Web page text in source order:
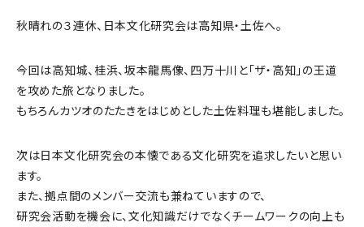
秋晴れの３連休、日本文化研究会は高知県・土佐へ。
今回は高知城、桂浜、坂本龍馬像、四万十川と「ザ・高知」の王道
を攻めた旅となりました。
もちろんカツオのたたきをはじめとした土佐料理も堪能しました。
次は日本文化研究会の本懐である文化研究を追求したいと思い
ます。
また、拠点間のメンバー交流も兼ねていますので、
研究会活動を機会に、文化知識だけでなくチームワークの向上も